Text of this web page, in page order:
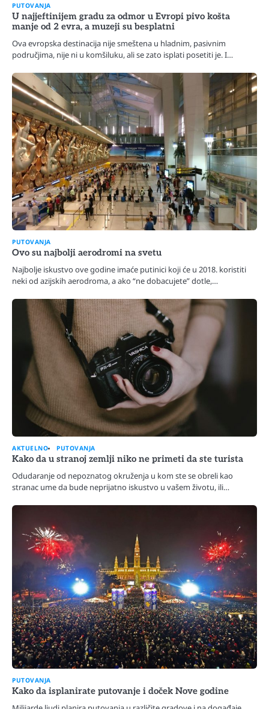
PUTOVANJA
U najjeftinijem gradu za odmor u Evropi pivo košta
manje od 2 evra, a muzeji su besplatni
Ova evropska destinacija nije smeštena u hladnim, pasivnim
područjima, nije ni u komšiluku, ali se zato isplati posetiti je. I…
PUTOVANJA
Ovo su najbolji aerodromi na svetu
Najbolje iskustvo ove godine imaće putinici koji će u 2018. koristiti
neki od azijskih aerodroma, a ako “ne dobacujete” dotle,…
AKTUELNO PUTOVANJA
Kako da u stranoj zemlji niko ne primeti da ste turista
Odudaranje od nepoznatog okruženja u kom ste se obreli kao
stranac ume da bude neprijatno iskustvo u vašem životu, ili…
PUTOVANJA
Kako da isplanirate putovanje i doček Nove godine